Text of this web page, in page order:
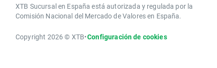
XTB Sucursal en España está autorizada y regulada por la
Comisión Nacional del Mercado de Valores en España.
Copyright 2026 © XTB•Configuración de cookies